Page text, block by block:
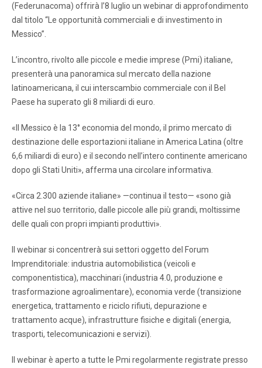
(Federunacoma) offrirà l’8 luglio un webinar di approfondimento
dal titolo “Le opportunità commerciali e di investimento in
Messico”.
L’incontro, rivolto alle piccole e medie imprese (Pmi) italiane,
presenterà una panoramica sul mercato della nazione
latinoamericana, il cui interscambio commerciale con il Bel
Paese ha superato gli 8 miliardi di euro.
«Il Messico è la 13° economia del mondo, il primo mercato di
destinazione delle esportazioni italiane in America Latina (oltre
6,6 miliardi di euro) e il secondo nell’intero continente americano
dopo gli Stati Uniti», afferma una circolare informativa.
«Circa 2.300 aziende italiane» —continua il testo— «sono già
attive nel suo territorio, dalle piccole alle più grandi, moltissime
delle quali con propri impianti produttivi».
Il webinar si concentrerà sui settori oggetto del Forum
Imprenditoriale: industria automobilistica (veicoli e
componentistica), macchinari (industria 4.0, produzione e
trasformazione agroalimentare), economia verde (transizione
energetica, trattamento e riciclo rifiuti, depurazione e
trattamento acque), infrastrutture fisiche e digitali (energia,
trasporti, telecomunicazioni e servizi).
Il webinar è aperto a tutte le Pmi regolarmente registrate presso